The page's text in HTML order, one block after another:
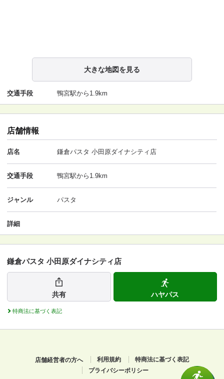
大きな地図を見る
交通手段 鴨宮駅から1.9km
店舗情報
店名 鎌倉パスタ 小田原ダイナシティ店
交通手段 鴨宮駅から1.9km
ジャンル パスタ
詳細
鎌倉パスタ 小田原ダイナシティ店
共有 ハヤパス
特商法に基づく表記
店舗経営者の方へ 利用規約
特商法に基づく表記
プライバシーポリシー